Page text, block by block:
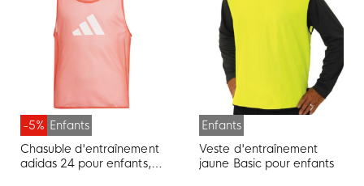
-5% Enfants
Chasuble d'entraînement
adidas 24 pour enfants,
Enfants
Veste d'entraînement
jaune Basic pour enfants